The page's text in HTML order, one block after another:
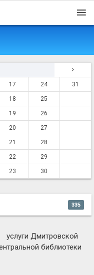
17 24 31
18 25
19 26
20 27
21 28
22 29
23 30
335